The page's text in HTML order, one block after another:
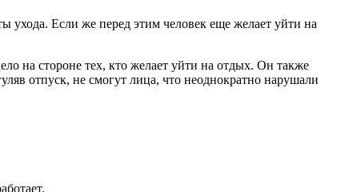
ухода. Если же перед этим человек еще желает уйти на
на стороне тех, кто желает уйти на отдых. Он также
отпуск, не смогут лица, что неоднократно нарушали